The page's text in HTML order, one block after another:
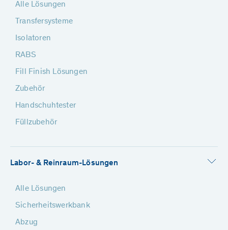
Alle Lösungen
Transfersysteme
Isolatoren
RABS
Fill Finish Lösungen
Zubehör
Handschuhtester
Füllzubehör
Labor- & Reinraum-Lösungen
Alle Lösungen
Sicherheitswerkbank
Abzug